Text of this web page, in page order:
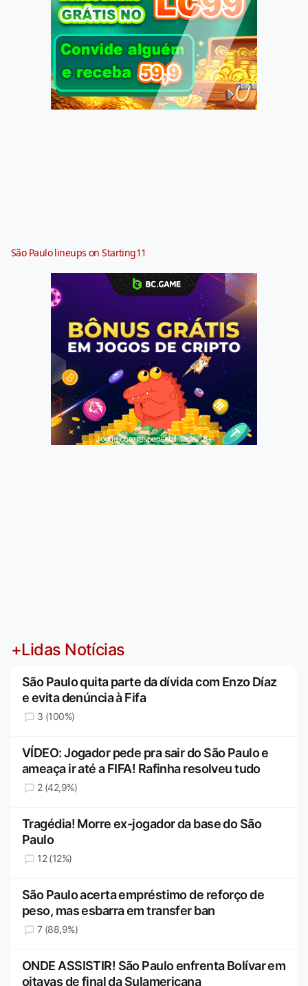
São Paulo lineups on Starting11
Jogue com responsabilidade. 18+
+Lidas Notícias
São Paulo quita parte da dívida com Enzo Díaz
e evita denúncia à Fifa
3 (100%)
VÍDEO: Jogador pede pra sair do São Paulo e
ameaça ir até a FIFA! Rafinha resolveu tudo
2 (42,9%)
Tragédia! Morre ex-jogador da base do São
Paulo
12 (12%)
São Paulo acerta empréstimo de reforço de
peso, mas esbarra em transfer ban
7 (88,9%)
ONDE ASSISTIR! São Paulo enfrenta Bolívar em
oitavas de final da Sulamericana